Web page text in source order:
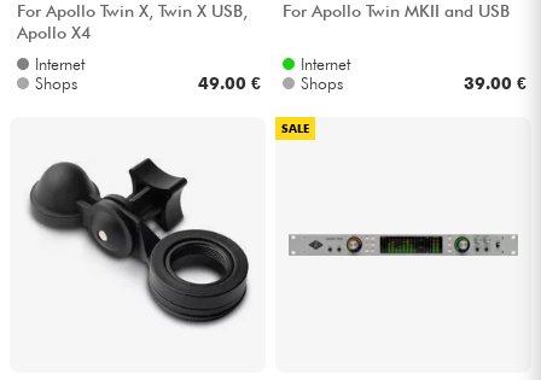
For Apollo Twin X, Twin X USB,
Apollo X4
Internet
Shops
49.00 €
For Apollo Twin MKII and USB
Internet
Shops
39.00 €
SALE